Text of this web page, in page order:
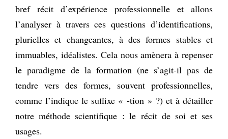
bref récit d’expérience professionnelle et allons
l’analyser à travers ces questions d’identifications,
plurielles et changeantes, à des formes stables et
immuables, idéalistes. Cela nous amènera à repenser
le paradigme de la formation (ne s’agit-il pas de
tendre vers des formes, souvent professionnelles,
comme l’indique le suffixe « -tion » ?) et à détailler
notre méthode scientifique : le récit de soi et ses
usages.